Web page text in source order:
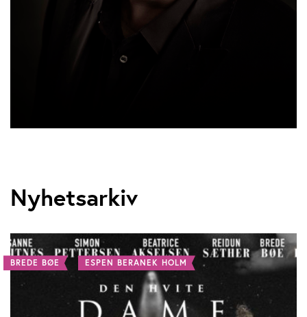
Nyhetsarkiv
BREDE BØE ESPEN BERANEK HOLM